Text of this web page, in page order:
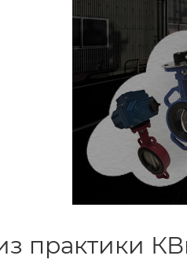
практики